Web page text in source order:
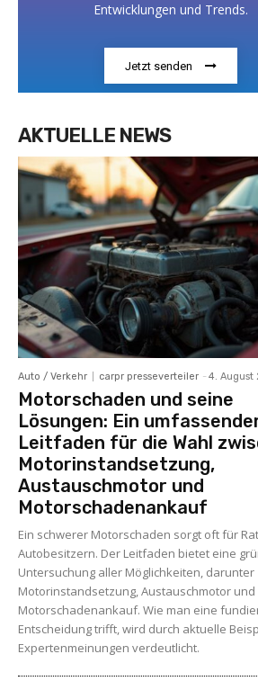
Entwicklungen und Trends.
Jetzt senden
AKTUELLE NEWS
Auto / Verkehr carpr presseverteiler - 4. August
Motorschaden und seine
Lösungen: Ein
Leitfaden für die Wahl
Motorinstandsetzung,
Austauschmotor und
Motorschadenankauf
Ein schwerer Motorschaden sorgt oft für
Autobesitzern. Der Leitfaden bietet eine
Untersuchung aller Möglichkeiten, darunter
Motorinstandsetzung, Austauschmotor und
Motorschadenankauf. Wie man eine
Entscheidung trifft, wird durch aktuelle
Expertenmeinungen verdeutlicht.